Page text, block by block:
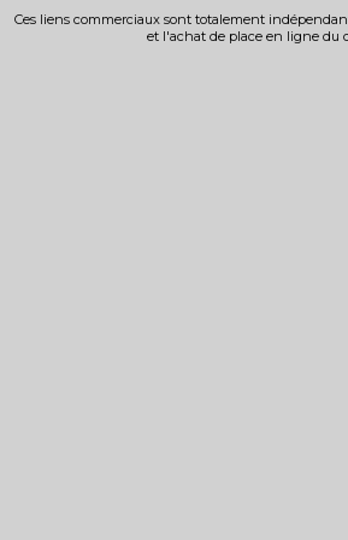
Ces liens commerciaux sont totalement
et l'achat de place en ligne du